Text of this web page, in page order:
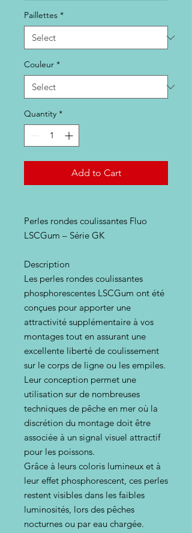
Paillettes *
Couleur *
Quantity *
Add to Cart
Perles rondes coulissantes Fluo
LSCGum – Série GK
Description
Les perles rondes coulissantes
phosphorescentes LSCGum ont été
conçues pour apporter une
attractivité supplémentaire à vos
montages tout en assurant une
excellente liberté de coulissement
sur le corps de ligne ou les empiles.
Leur conception permet une
utilisation sur de nombreuses
techniques de pêche en mer où la
discrétion du montage doit être
associée à un signal visuel attractif
pour les poissons.
Grâce à leurs coloris lumineux et à
leur effet phosphorescent, ces perles
restent visibles dans les faibles
luminosités, lors des pêches
nocturnes ou par eau chargée.